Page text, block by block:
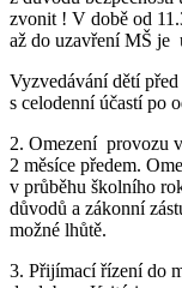
zvonit ! V době od
až do uzavření MŠ je
Vyzvedávání dětí
s celodenní účastí po
2. Omezení provozu
2 měsíce předem.
v průběhu školního
důvodů a zákonní
možné lhůtě.
3. Přijímací řízení do